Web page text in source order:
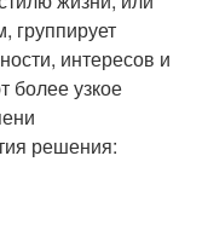
группирует
интересов и
более узкое
решения: